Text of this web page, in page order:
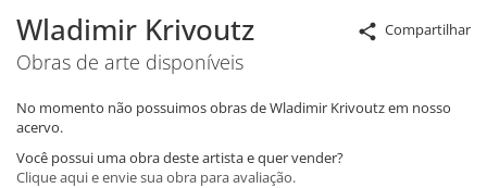
Compartilhar
Wladimir Krivoutz
Obras de arte disponíveis
No momento não possuimos obras de Wladimir Krivoutz em nosso
acervo.
Você possui uma obra deste artista e quer vender?
Clique aqui e envie sua obra para avaliação.